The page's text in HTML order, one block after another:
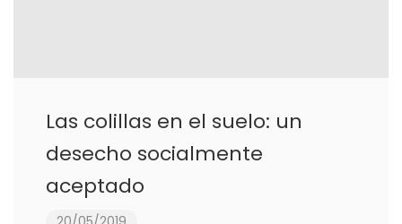
Las colillas en el suelo: un
desecho socialmente
aceptado